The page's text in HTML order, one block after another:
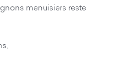
menuisiers reste